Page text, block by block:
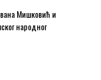
Мишковић и
народног